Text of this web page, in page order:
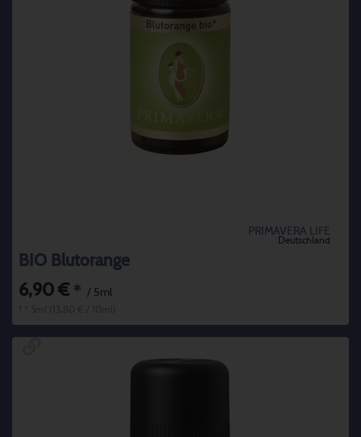
PRIMAVERA LIFE
Deutschland
BIO Blutorange
6,90 € * / 5ml